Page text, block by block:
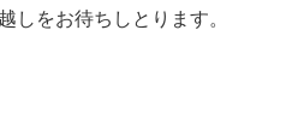
しをお待ちしとります。